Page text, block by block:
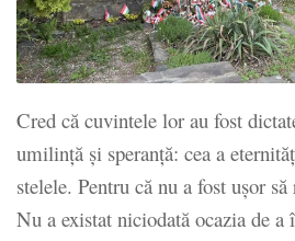
Cred că cuvintele lor au fost
umilință și speranță: cea a
stelele. Pentru că nu a fost ușor
Nu a existat niciodată ocazia de a